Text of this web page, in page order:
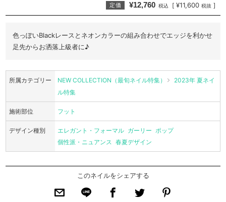
定価 ¥12,760 税込 [ ¥11,600 税抜 ]
色っぽいBlackレースとネオンカラーの組み合わせでエッジを利かせ
足先からお洒落上級者に♪
所属カテゴリー NEW COLLECTION（最旬ネイル特集）
2023年 夏ネイ
ル特集
施術部位 フット
デザイン種別 エレガント・フォーマル ガーリー ポップ
個性派・ニュアンス 春夏デザイン
このネイルをシェアする